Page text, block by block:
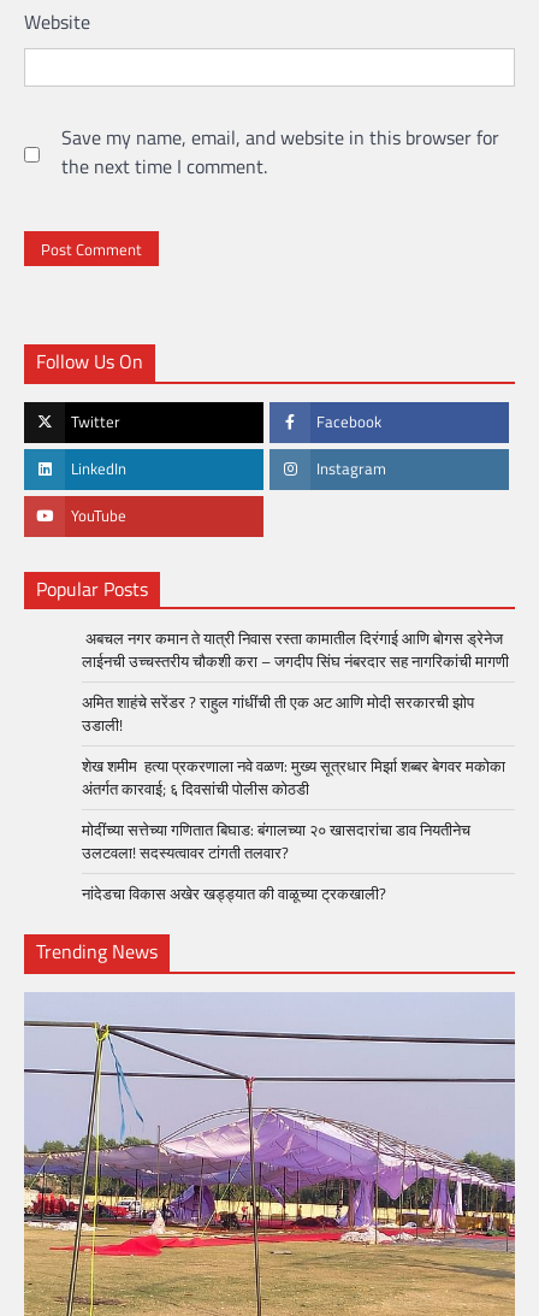
Website
Save my name, email, and website in this browser for
the next time I comment.
Follow Us On
Twitter Facebook
LinkedIn Instagram
YouTube
Popular Posts
अबचल नगर कमान ते यात्री निवास रस्ता कामातील दिरंगाई आणि बोगस ड्रेनेज
लाईनची उच्चस्तरीय चौकशी करा – जगदीप सिंघ नंबरदार सह नागरिकांची मागणी
अमित शाहंचे सरेंडर ? राहुल गांधींची ती एक अट आणि मोदी सरकारची झोप
उडाली!
शेख शमीम हत्या प्रकरणाला नवे वळण: मुख्य सूत्रधार मिर्झा शब्बर बेगवर मकोका
अंतर्गत कारवाई; ६ दिवसांची पोलीस कोठडी
मोदींच्या सत्तेच्या गणितात बिघाड: बंगालच्या २० खासदारांचा डाव नियतीनेच
उलटवला! सदस्यत्वावर टांगती तलवार?
नांदेडचा विकास अखेर खड्ड्यात की वाळूच्या ट्रकखाली?
Trending News